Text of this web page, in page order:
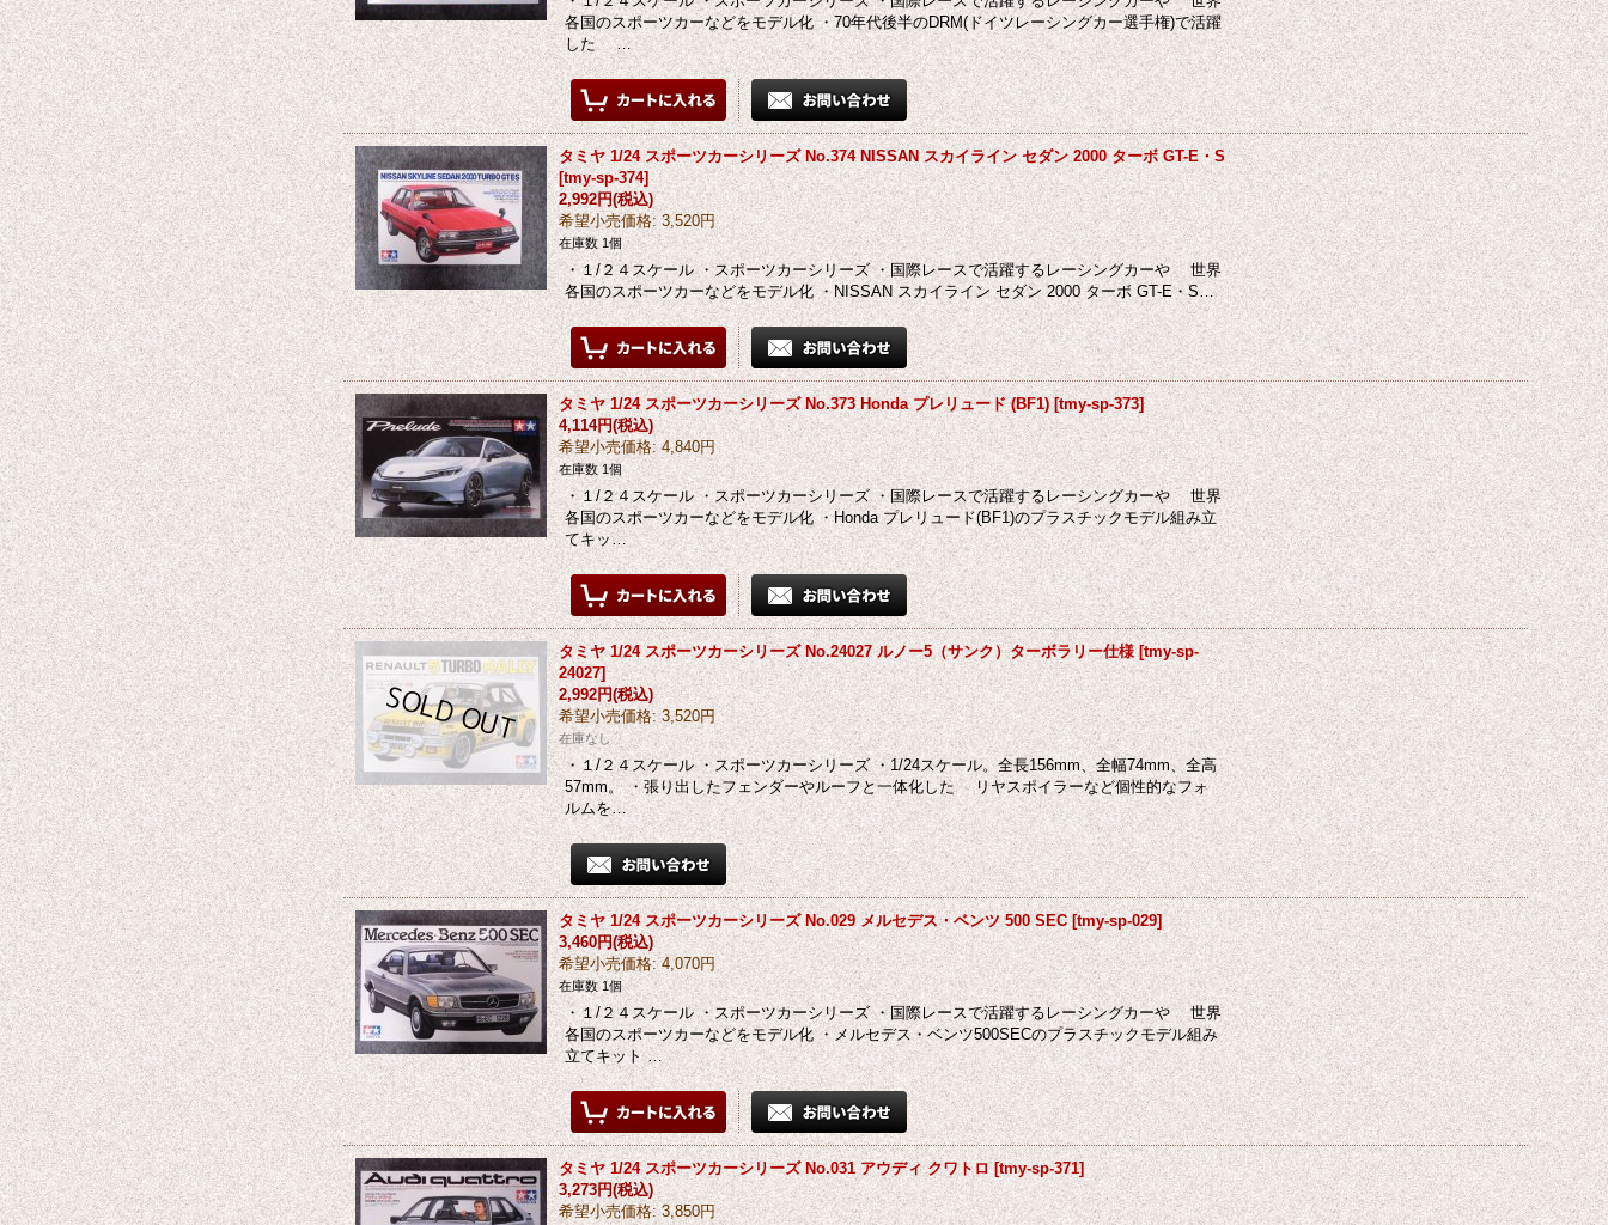
各国のスポーツカーなどをモデル化 ・70年代後半のDRM(ドイツレーシングカー選手権)で活躍
した …
タミヤ 1/24 スポーツカーシリーズ No.374 NISSAN スカイライン セダン 2000 ターボ GT-E・S
[tmy-sp-374]
2,992円(税込)
希望小売価格: 3,520円
在庫数 1個
・１/２４スケール ・スポーツカーシリーズ ・国際レースで活躍するレーシングカーや 世界
各国のスポーツカーなどをモデル化 ・NISSAN スカイライン セダン 2000 ターボ GT-E・S…
タミヤ 1/24 スポーツカーシリーズ No.373 Honda プレリュード (BF1) [tmy-sp-373]
4,114円(税込)
希望小売価格: 4,840円
在庫数 1個
・１/２４スケール ・スポーツカーシリーズ ・国際レースで活躍するレーシングカーや 世界
各国のスポーツカーなどをモデル化 ・Honda プレリュード(BF1)のプラスチックモデル組み立
てキッ…
タミヤ 1/24 スポーツカーシリーズ No.24027 ルノー5（サンク）ターボラリー仕様 [tmy-sp-
24027]
2,992円(税込)
希望小売価格: 3,520円
在庫なし
・１/２４スケール ・スポーツカーシリーズ ・1/24スケール。全長156mm、全幅74mm、全高
57mm。 ・張り出したフェンダーやルーフと一体化した リヤスポイラーなど個性的なフォ
ルムを…
タミヤ 1/24 スポーツカーシリーズ No.029 メルセデス・ベンツ 500 SEC [tmy-sp-029]
3,460円(税込)
希望小売価格: 4,070円
在庫数 1個
・１/２４スケール ・スポーツカーシリーズ ・国際レースで活躍するレーシングカーや 世界
各国のスポーツカーなどをモデル化 ・メルセデス・ベンツ500SECのプラスチックモデル組み
立てキット …
タミヤ 1/24 スポーツカーシリーズ No.031 アウディ クワトロ [tmy-sp-371]
3,273円(税込)
希望小売価格: 3,850円